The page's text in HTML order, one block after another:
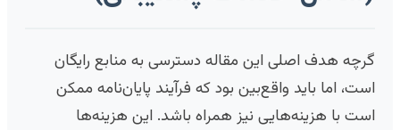
گرچه هدف اصلی این مقاله دسترسی به منابع رایگان
است، اما باید واقع‌بین بود که فرآیند پایان‌نامه ممکن
است با هزینه‌هایی نیز همراه باشد. این هزینه‌ها